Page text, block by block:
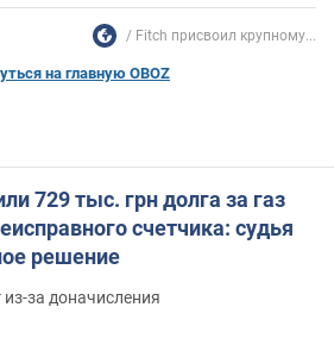
Fitch присвоил крупному...
на главную OBOZ
729 тыс. грн долга за газ
счетчика: судья
решение
за доначисления